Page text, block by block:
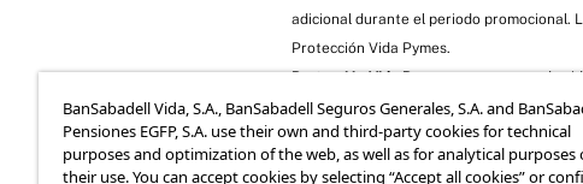
adicional durante el periodo promocional.
Protección Vida Pymes.
Protección Vida Pymeses un seguro de
la calle Isabel Colbrand, 22, 28050 Madrid,
Los seguros están mediados por
Mediación”) y comercializados a través
BanSabadell Vida, S.A., BanSabadell Seguros Generales, S.A. and
Pensiones EGFP, S.A. use their own and third-party cookies for technical
purposes and optimization of the web, as well as for analytical purposes
their use. You can accept cookies by selecting “Accept all cookies” or